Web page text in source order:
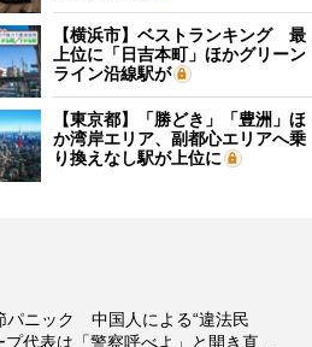
【横浜市】ベストランキング 最
上位に「日吉本町」ほかグリーン
ライン沿線駅が
【東京都】「勝どき」「豊洲」ほ
か湾岸エリア、副都心エリアへ乗
り換えなし駅が上位に
パニック 中国人による“違法民
代表は「警察呼べよ」と開き直…